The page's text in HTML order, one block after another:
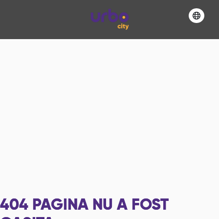
404 PAGINA NU A FOST